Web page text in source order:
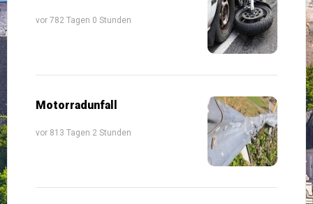
vor 782 Tagen 0 Stunden
Motorradunfall
vor 813 Tagen 2 Stunden